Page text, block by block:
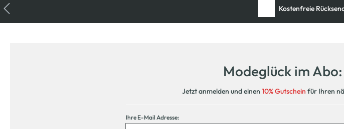
Kostenfreie
Modeglück im
Jetzt anmelden und einen 10% Gutschein für Ihren
Ihre E-Mail Adresse: